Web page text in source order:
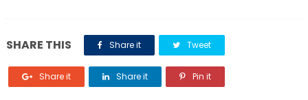
SHARE THIS Share it Tweet
Share it Share it Pin it